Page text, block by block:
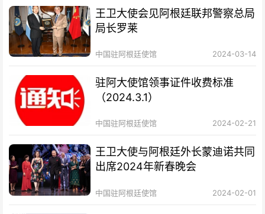
王卫大使会见阿根廷联邦警察总局
局长罗莱
中国驻阿根廷使馆 2024-03-14
驻阿大使馆领事证件收费标准
（2024.3.1）
中国驻阿根廷使馆 2024-02-21
王卫大使与阿根廷外长蒙迪诺共同
出席2024年新春晚会
中国驻阿根廷使馆 2024-02-01